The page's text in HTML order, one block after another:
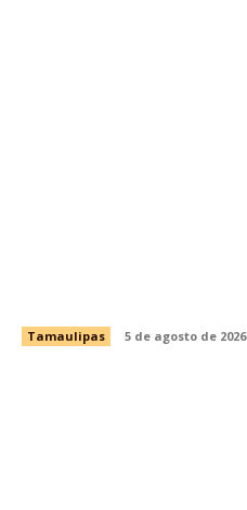
Tamaulipas 5 de agosto de 2026